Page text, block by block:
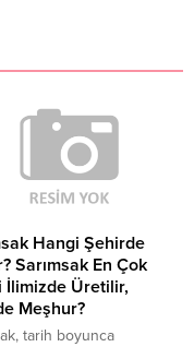
Hangi Şehirde
Sarımsak En Çok
İlimizde Üretilir,
Meşhur?
tarih boyunca